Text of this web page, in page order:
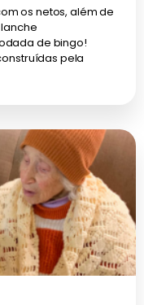
os netos, além de
de bingo!
pela